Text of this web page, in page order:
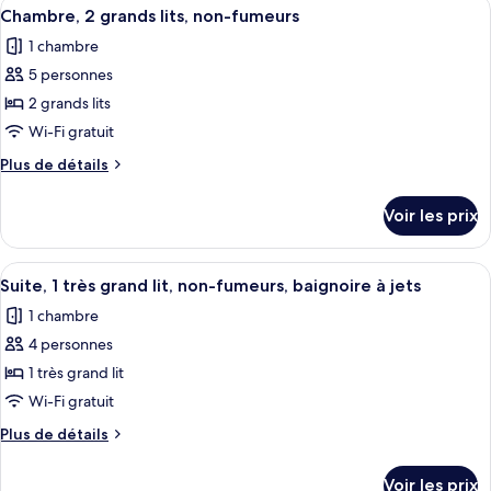
grands
lits,
non-
fumeurs,
baignoire
à
jets
de
Chambre,
2
lits,
non-
baignoire
toutes
les
photos
pour
ce
type
de
Chambre,
grands
lits,
non-
fumeurs
7
Chambre, 2 grands lits, non-fumeurs
1 chambre
5 personnes
2 grands lits
Wi-Fi gratuit
Plus de détails
Plus
le
type
de
Chambre,
2
lits,
non-
Voir les prix
Afficher
toutes
les
photos
pour
ce
type
de
Une chambre d’hôtel avec une
8
Suite, 1 très grand lit, non-fumeurs, baignoire à jets
1 chambre
4 personnes
1 très grand lit
Wi-Fi gratuit
Plus de détails
Plus
Voir les prix